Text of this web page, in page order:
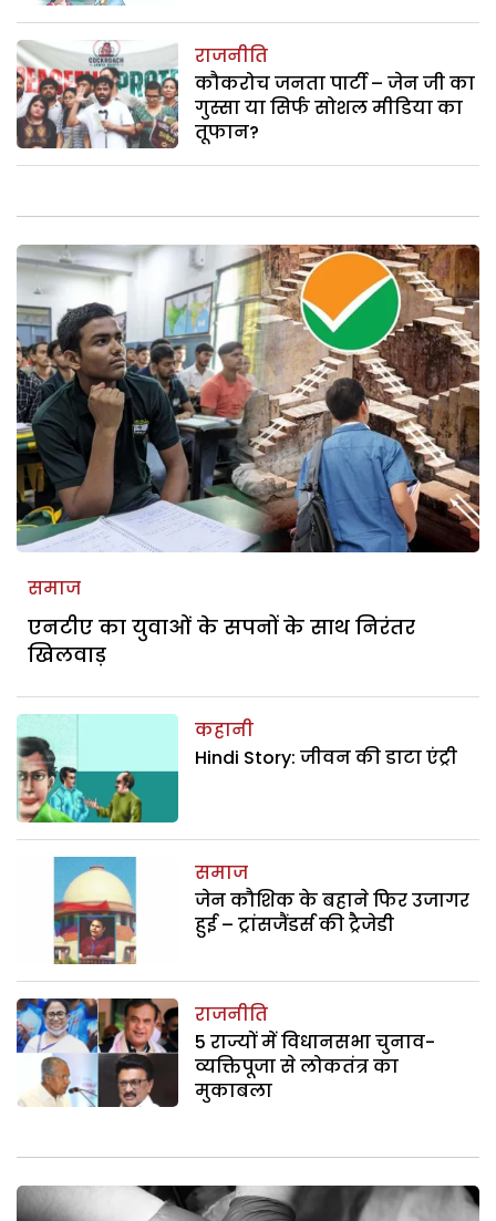
राजनीति
कौकरोच जनता पार्टी – जेन जी का
गुस्सा या सिर्फ सोशल मीडिया का
तूफान?
समाज
एनटीए का युवाओं के सपनों के साथ निरंतर
खिलवाड़
कहानी
Hindi Story: जीवन की डाटा एंट्री
समाज
जेन कौशिक के बहाने फिर उजागर
हुई – ट्रांसजैंडर्स की ट्रैजेडी
राजनीति
5 राज्यों में विधानसभा चुनाव-
व्यक्तिपूजा से लोकतंत्र का
मुकाबला